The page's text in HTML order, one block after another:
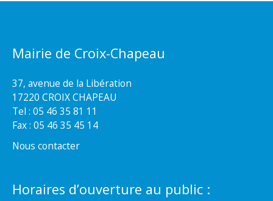
Mairie de Croix-Chapeau
37, avenue de la Libération
17220 CROIX CHAPEAU
Tel : 05 46 35 81 11
Fax : 05 46 35 45 14
Nous contacter
Horaires d’ouverture au public :